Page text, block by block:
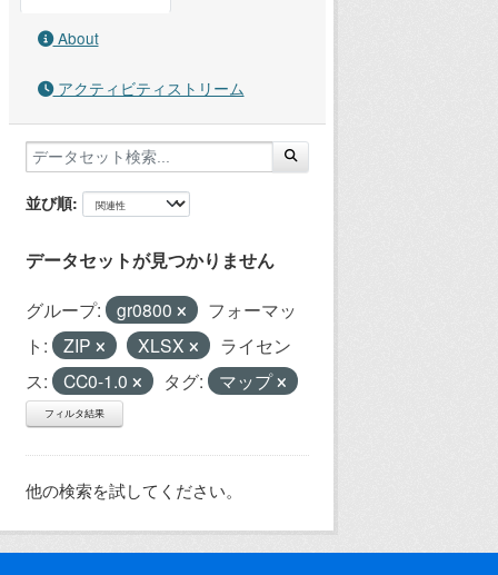
About
アクティビティストリーム
並び順
データセットが見つかりません
グループ: gr0800
フォーマッ
ト:
ZIP XLSX
ライセン
ス:
CC0-1.0 タグ: マップ
フィルタ結果
他の検索を試してください。